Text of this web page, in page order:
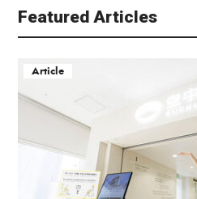
Featured Articles
Article